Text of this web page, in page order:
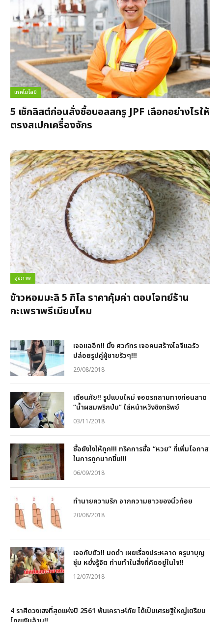
เทคโนโลยี
5 เช็กลิสต์ก่อนสั่งซื้อบอลสกรู JPF เลือกอย่างไรให้
ตรงสเปกเครื่องจักร
สุขภาพ
ข้าวหอมมะลิ 5 กิโล ราคาคุ้มค่า ตอบโจทย์ร้าน
กะเพราพรีเมียมไหม
เจอแฉอีก!! มิ้ง ศวภัทร เจอคนสร้างไอจีแฉรัว
ปล่อยรูปคู่ผู้ชายรัวๆ!!!
29/08/2018
เตือนภัย!! รูปแบบใหม่ จอดรถถามทางก่อนสาด
“น้ำผสมพริกป่น” ใส่หน้าหวังชิงทรัพย์
03/11/2018
ซื้อยังไงให้ถูก!!! ทริคการซื้อ “หวย” ที่เพิ่มโอกาส
ในการถูกมากขึ้น!!!
06/09/2018
ทำนายความรัก จากความยาวของนิ้วก้อย
20/08/2018
เจอกับตัว!! มดดำ เผยเรื่องประหลาด ครูบาบุญ
ชุ่ม หยั่งรู้จิต ท่านทำในสิ่งที่คิดอยู่ในใจ!!
12/07/2018
4 ราศีดวงเฮงที่สุดแห่งปี 2561 พ้นเคราะห์ภัย ได้เป็นเศรษฐีใหญ่เตรียม